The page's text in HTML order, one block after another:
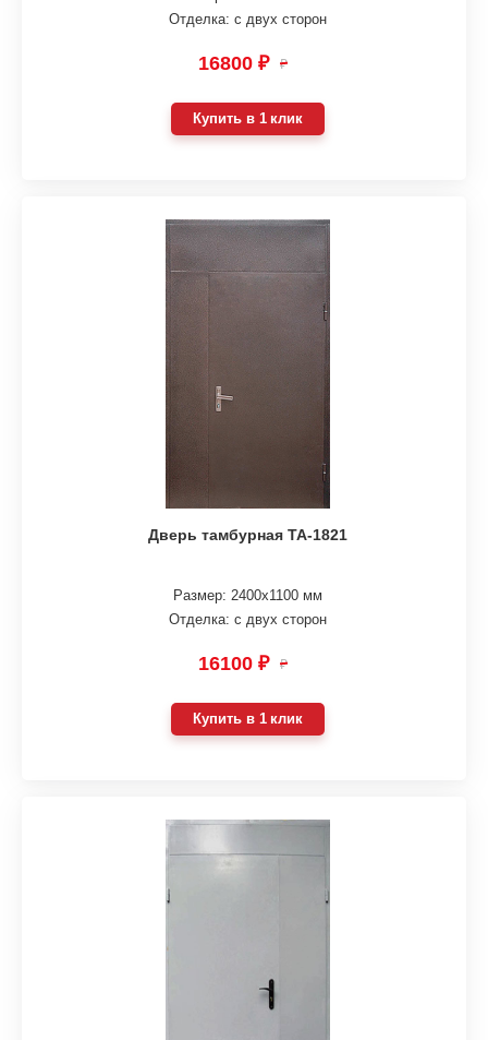
Отделка: с двух сторон
16800 ₽ ₽
Купить в 1 клик
Дверь тамбурная ТА-1821
Размер: 2400х1100 мм
Отделка: с двух сторон
16100 ₽ ₽
Купить в 1 клик